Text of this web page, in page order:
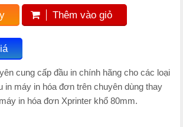
Thêm vào giỏ
cung cấp đầu in chính hãng cho các loại
in máy in hóa đơn trên chuyên dùng thay
in hóa đơn Xprinter khổ 80mm.